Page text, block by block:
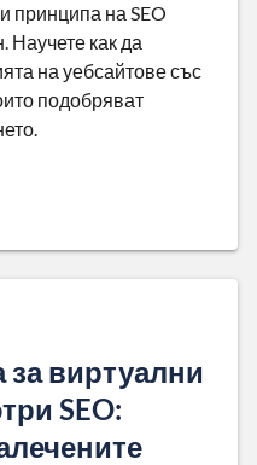
принципа на SEO
Научете как да
на уебсайтове със
подобряват
виртуални
SEO: